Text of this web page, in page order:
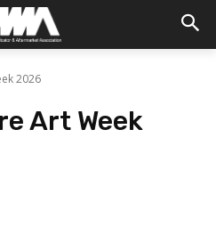
2026
Art Week